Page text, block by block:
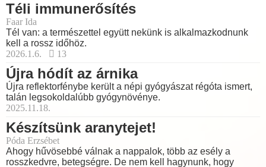
Téli immunerősítés
Faar Ida
Tél van: a természettel együtt nekünk is alkalmazkodnunk
kell a rossz időhöz.
2026.1.6.
13
Újra hódít az árnika
Újra reflektorfénybe került a népi gyógyászat régóta ismert,
talán legsokoldalúbb gyógynövénye.
2025.11.18.
Készítsünk aranytejet!
Póda Erzsébet
Ahogy hűvösebbé válnak a nappalok, több az esély a
rosszkedvre, betegségre. De nem kell hagynunk, hogy